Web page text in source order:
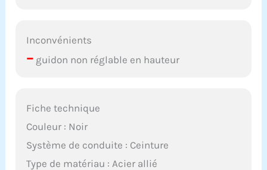
Inconvénients
– guidon non réglable en hauteur
Fiche technique
Couleur : Noir
Système de conduite : Ceinture
Type de matériau : Acier allié